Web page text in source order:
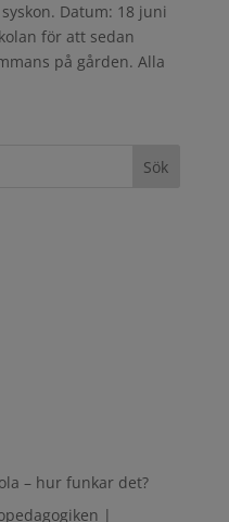
Datum: 18 juni
för att sedan
på gården. Alla
– hur funkar det?
|